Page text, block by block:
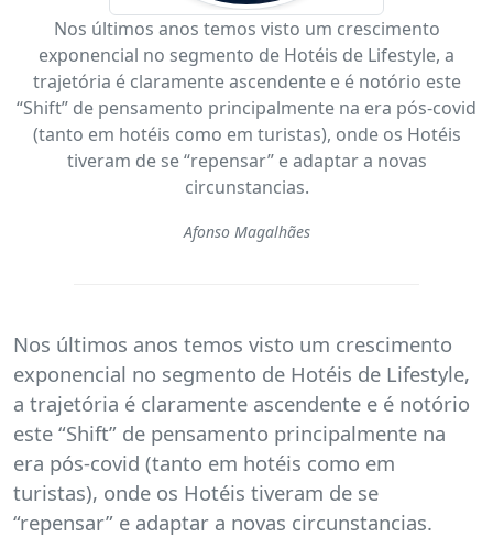
Nos últimos anos temos visto um crescimento
exponencial no segmento de Hotéis de Lifestyle, a
trajetória é claramente ascendente e é notório este
“Shift” de pensamento principalmente na era pós-covid
(tanto em hotéis como em turistas), onde os Hotéis
tiveram de se “repensar” e adaptar a novas
circunstancias.
Afonso Magalhães
Nos últimos anos temos visto um crescimento
exponencial no segmento de Hotéis de Lifestyle,
a trajetória é claramente ascendente e é notório
este “Shift” de pensamento principalmente na
era pós-covid (tanto em hotéis como em
turistas), onde os Hotéis tiveram de se
“repensar” e adaptar a novas circunstancias.